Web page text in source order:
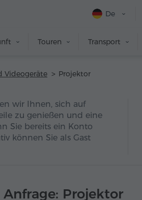
De
Touren Transport
Videogeräte Projektor
wir Ihnen, sich auf
zu genießen und eine
Sie bereits ein Konto
können Sie als Gast
Anfrage: Projektor